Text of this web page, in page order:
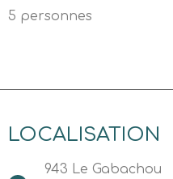
5 personnes
LOCALISATION
943 Le Gabachou